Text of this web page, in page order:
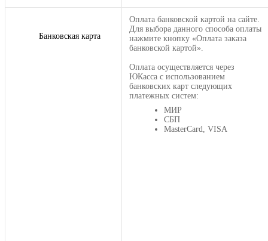
Банковская карта
Оплата банковской картой на сайте.
Для выбора данного способа оплаты
нажмите кнопку «Оплата заказа
банковской картой».
Оплата осуществляется через
ЮКасса с использованием
банковских карт следующих
платежных систем:
МИР
СБП
MasterCard, VISA